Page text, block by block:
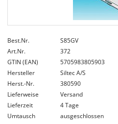
Best.Nr.
S85GV
Art.Nr.
372
GTIN (EAN)
5705983805903
Hersteller
Siltec A/S
Herst.-Nr.
380590
Lieferweise
Versand
Lieferzeit
4 Tage
Umtausch
ausgeschlossen